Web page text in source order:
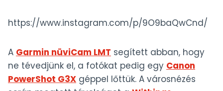
https://www.instagram.com/p/9O9baQwCnd/
A Garmin nüviCam LMT segített abban, hogy
ne tévedjünk el, a fotókat pedig egy Canon
PowerShot G3X géppel lőttük. A városnézés